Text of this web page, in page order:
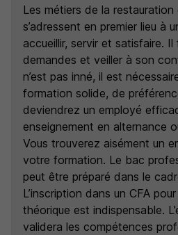
Les métiers de la restauration
s’adressent en premier lieu à
accueillir, servir et satisfaire.
demandes et veiller à son
n’est pas inné, il est
formation solide, de
deviendrez un employé
enseignement en alternance
Vous trouverez aisément un
votre formation. Le bac
peut être préparé dans le
L’inscription dans un CFA
théorique est indispensable.
validera les compétences